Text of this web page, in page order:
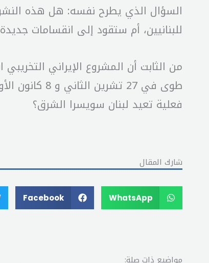
السؤال الذي يطرح نفسه: هل هذه
للبنانيين، أم ستقود إلى انقسامات
من الثابت أن المشروع الإيراني
طوى في 27
فعلية تعيد لبنان سويسرا الشرق؟
شارك المقال
WhatsApp
Facebook
مواضيع ذات صلة: